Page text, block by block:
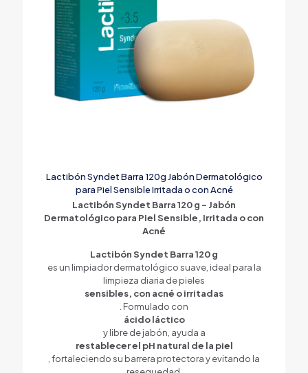
Lactibón Syndet Barra 120g Jabón Dermatológico
para Piel Sensible Irritada o con Acné
Lactibón Syndet Barra 120 g – Jabón
Dermatológico para Piel Sensible, Irritada o con
Acné
Lactibón Syndet Barra 120 g
es un limpiador dermatológico suave, ideal para la
limpieza diaria de pieles
sensibles, con acné o irritadas
. Formulado con
ácido láctico
y libre de jabón, ayuda a
restablecer el pH natural de la piel
, fortaleciendo su barrera protectora y evitando la